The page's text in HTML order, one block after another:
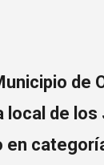
de
local de los
en